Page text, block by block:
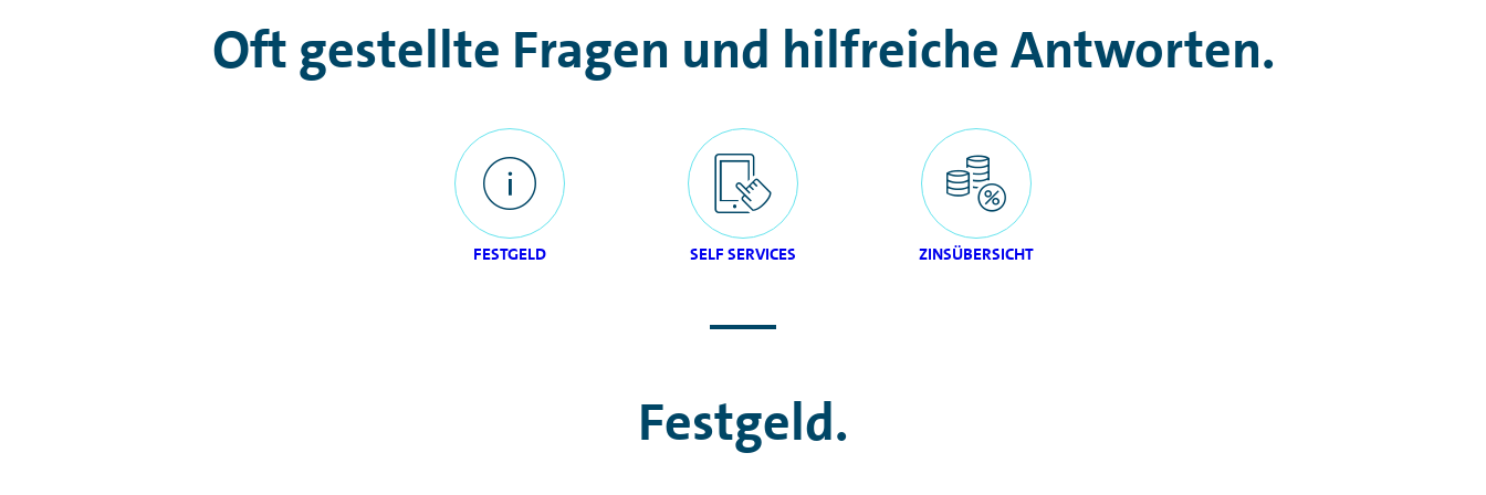
Oft gestellte Fragen und hilfreiche Antworten.
FESTGELD SELF SERVICES ZINSÜBERSICHT
Festgeld.